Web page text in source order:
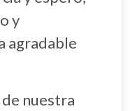
y
agradable
nuestra